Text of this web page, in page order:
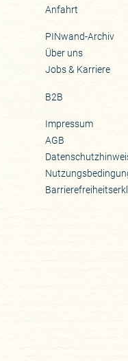
Anfahrt
PINwand-Archiv
Über uns
Jobs & Karriere
B2B
Impressum
AGB